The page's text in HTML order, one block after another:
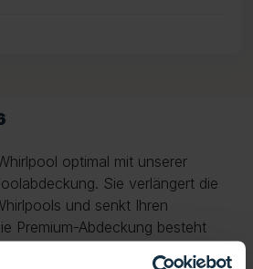
optimal mit unserer
Sie verlängert die
und senkt Ihren
Premium-Abdeckung besteht